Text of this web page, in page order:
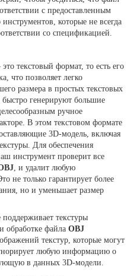
с предоставленным
которые не всегда
со спецификацией.
текстовый формат, то есть его
что позволяет легко
размера в простых текстовых
генерируют большие
ручное
В этом текстовом формате
3D-модель, включая
Для обеспечения
инструмент проверит все
, и удалит любую
только гарантирует более
но и уменьшает размер
поддерживает текстуры
обработке файла OBJ
текстур, которые могут
любую информацию о
в данных 3D-модели.